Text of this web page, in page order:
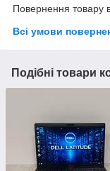
Повернення товару
Всі умови
Подібні товари